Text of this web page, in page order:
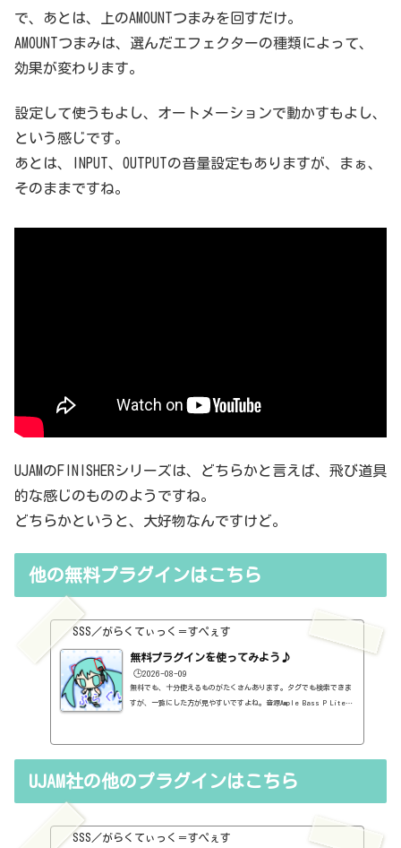
で、あとは、上のAMOUNTつまみを回すだけ。
AMOUNTつまみは、選んだエフェクターの種類によって、
効果が変わります。
設定して使うもよし、オートメーションで動かすもよし、
という感じです。
あとは、INPUT、OUTPUTの音量設定もありますが、まぁ、
そのままですね。
UJAMのFINISHERシリーズは、どちらかと言えば、飛び道具
的な感じのもののようですね。
どちらかというと、大好物なんですけど。
他の無料プラグインはこちら
SSS／がらくてぃっく＝すぺぇす
無料プラグインを使ってみよう♪
🕒️2026-08-09
無料でも、十分使えるものがたくさんあります。タグでも検索できま
すが、一覧にした方が見やすいですよね。音源Ample Bass P Lite
1%a6%e3%81%bf/Ample Guitar M Lite Ⅱ～アコースティックギター
UJAM社の他のプラグインはこちら
SSS／がらくてぃっく＝すぺぇす